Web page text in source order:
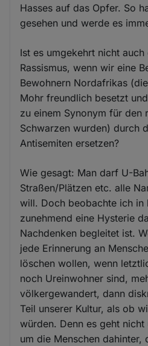
Hasses auf das Opfer. So
gesehen und werde es
Ist es umgekehrt nicht
Rassismus, wenn wir eine
Bewohnern Nordafrikas
Mohr freundlich besetzt
zu einem Synonym für den
Schwarzen wurden) durch
Antisemiten ersetzen?
Wie gesagt: Man darf U-
Straßen/Plätzen etc. alle
will. Doch beobachte ich in
zunehmend eine Hysterie
Nachdenken begleitet ist.
jede Erinnerung an
löschen wollen, wenn
noch Ureinwohner sind,
völkergewandert, dann
Teil unserer Kultur, als ob
würden. Denn es geht
um die Menschen dahinter,